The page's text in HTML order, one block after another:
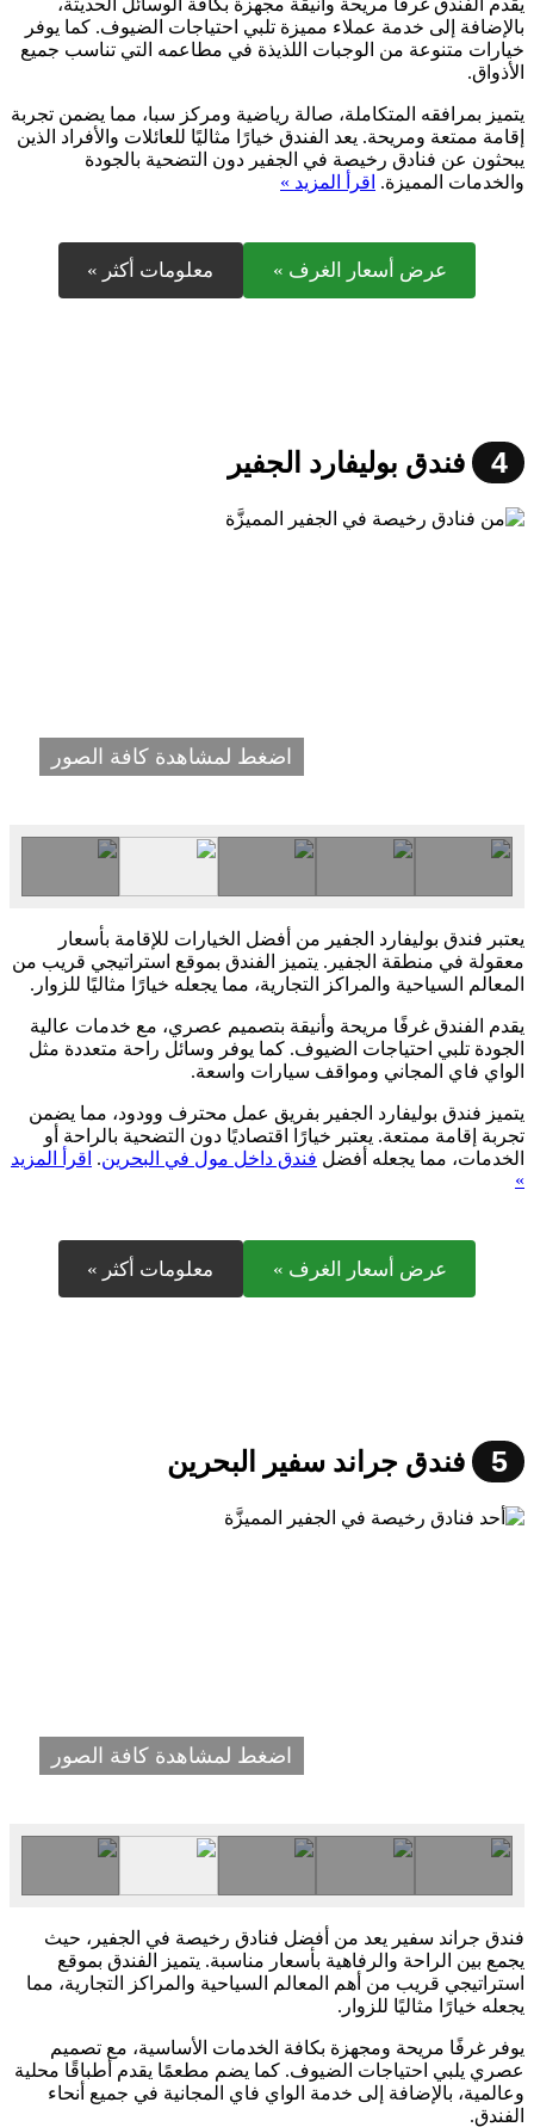
بالإضافة إلى خدمة عملاء مميزة تلبي احتياجات الضيوف. كما يوفر
خيارات متنوعة من الوجبات اللذيذة في مطاعمه التي تناسب جميع
الأذواق.
يتميز بمرافقه المتكاملة، صالة رياضية ومركز سبا، مما يضمن تجربة
إقامة ممتعة ومريحة. يعد الفندق خيارًا مثاليًا للعائلات والأفراد الذين
يبحثون عن فنادق رخيصة في الجفير دون التضحية بالجودة
والخدمات المميزة. اقرأ المزيد »
عرض أسعار الغرف » معلومات أكثر »
4 فندق بوليفارد الجفير
اضغط لمشاهدة كافة الصور
يعتبر فندق بوليفارد الجفير من أفضل الخيارات للإقامة بأسعار
معقولة في منطقة الجفير. يتميز الفندق بموقع استراتيجي قريب من
المعالم السياحية والمراكز التجارية، مما يجعله خيارًا مثاليًا للزوار.
يقدم الفندق غرفًا مريحة وأنيقة بتصميم عصري، مع خدمات عالية
الجودة تلبي احتياجات الضيوف. كما يوفر وسائل راحة متعددة مثل
الواي فاي المجاني ومواقف سيارات واسعة.
يتميز فندق بوليفارد الجفير بفريق عمل محترف وودود، مما يضمن
تجربة إقامة ممتعة. يعتبر خيارًا اقتصاديًا دون التضحية بالراحة أو
الخدمات، مما يجعله أفضل فندق داخل مول في البحرين. اقرأ المزيد
»
عرض أسعار الغرف » معلومات أكثر »
5 فندق جراند سفير البحرين
اضغط لمشاهدة كافة الصور
فندق جراند سفير يعد من أفضل فنادق رخيصة في الجفير، حيث
يجمع بين الراحة والرفاهية بأسعار مناسبة. يتميز الفندق بموقع
استراتيجي قريب من أهم المعالم السياحية والمراكز التجارية، مما
يجعله خيارًا مثاليًا للزوار.
يوفر غرفًا مريحة ومجهزة بكافة الخدمات الأساسية، مع تصميم
عصري يلبي احتياجات الضيوف. كما يضم مطعمًا يقدم أطباقًا محلية
وعالمية، بالإضافة إلى خدمة الواي فاي المجانية في جميع أنحاء
الفندق.